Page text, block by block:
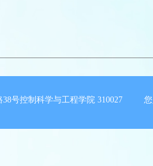
号控制科学与工程学院 310027 您